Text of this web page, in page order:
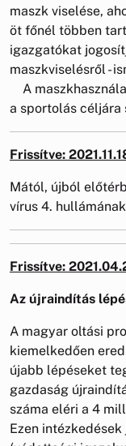
maszk viselése,
öt főnél többen
igazgatókat
maszkviselésről -
A
a sportolás céljára
Frissítve:
Mától, újból
vírus 4.
Frissítve:
Az újraindítás
A magyar oltási
kiemelkedően
újabb lépéseket
gazdaság
száma eléri a 4
Ezen